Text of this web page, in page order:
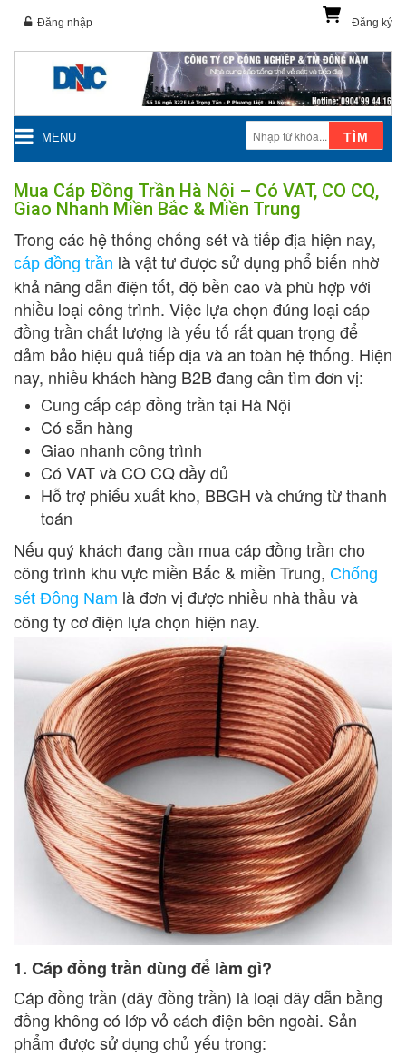
Đăng ký
Đăng nhập
MENU TÌM
Mua Cáp Đồng Trần Hà Nội – Có VAT, CO CQ,
Giao Nhanh Miền Bắc & Miền Trung
Trong các hệ thống chống sét và tiếp địa hiện nay,
cáp đồng trần là vật tư được sử dụng phổ biến nhờ
khả năng dẫn điện tốt, độ bền cao và phù hợp với
nhiều loại công trình. Việc lựa chọn đúng loại cáp
đồng trần chất lượng là yếu tố rất quan trọng để
đảm bảo hiệu quả tiếp địa và an toàn hệ thống. Hiện
nay, nhiều khách hàng B2B đang cần tìm đơn vị:
Cung cấp cáp đồng trần tại Hà Nội
Có sẵn hàng
Giao nhanh công trình
Có VAT và CO CQ đầy đủ
Hỗ trợ phiếu xuất kho, BBGH và chứng từ thanh
toán
Nếu quý khách đang cần mua cáp đồng trần cho
công trình khu vực miền Bắc & miền Trung, Chống
sét Đông Nam là đơn vị được nhiều nhà thầu và
công ty cơ điện lựa chọn hiện nay.
1. Cáp đồng trần dùng để làm gì?
Cáp đồng trần (dây đồng trần) là loại dây dẫn bằng
đồng không có lớp vỏ cách điện bên ngoài. Sản
phẩm được sử dụng chủ yếu trong: